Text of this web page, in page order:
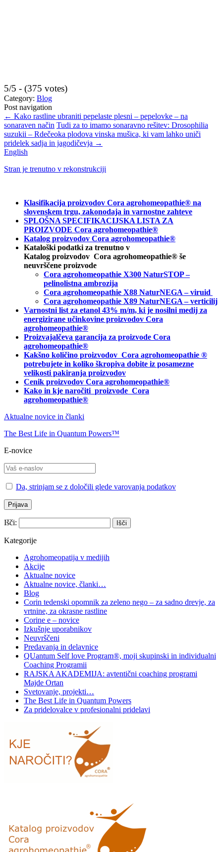
5/5 - (375 votes)
Category: Blog
Post navigation
← Kako rastline ubraniti pepelaste plesni – pepelovke – na
sonaraven način Tudi za to imamo sonaravno rešitev: Drosophilia
suzukii – Rdečeoka plodova vinska mušica, ki vam lahko uniči
pridelek sadja in jagodičevja →
English
Stran je trenutno v rekonstrukciji
Klasifikacija proizvodov Cora agrohomeopathie® na
slovenskem trgu, zakonodaja in varnostne zahteve
SPLOŠNA SPECIFIKACIJSKA LISTA ZA
PROIZVODE Cora agrohomeopathie®
Katalog proizvodov Cora agrohomeopathie®
Kataloški podatki za trenutno v
Katalog proizvodov Cora agrohomeopathie® še
neuvrščene proizvode
Cora agrohomeopathie X300 NaturSTOP –
pelinolistna ambrozija
Cora agrohomeopathie X88 NaturNEGA – viruid
Cora agrohomeopathie X89 NaturNEGA – verticilij
Varnostni list za etanol 43% m/m, ki je nosilni medij za
energizirane učinkovine proizvodov Cora
agrohomeopathie®
Proizvajalčeva garancija za proizvode Cora
agrohomeopathie®
Kakšno količino proizvodov Cora agrohomeopathie ®
potrebujete in koliko škropiva dobite iz posamezne
velikosti pakiranja proizvodov
Cenik proizvodov Cora agrohomeopathie®
Kako in kje naročiti proizvode Cora
agrohomeopathie®
Aktualne novice in članki
The Best Life in Quantum Powers™
E-novice
Da, strinjam se z določili glede varovanja podatkov
Išči:
Kategorije
Agrohomeopatija v medijih
Akcije
Aktualne novice
Aktualne novice, članki…
Blog
Corin tedenski opomnik za zeleno nego – za sadno drevje, za
vrtnine, za okrasne rastline
Corine e – novice
Izkušnje uporabnikov
Neuvrščeni
Predavanja in delavnice
QUantum Self love Program®, moji skupinski in individualni
Coaching Programii
RAJSKA AKADEMIJA: avtentični coaching programi
Majde Ortan
Svetovanje, projekti…
The Best Life in Quantum Powers
Za pridelovalce v profesionalni pridelavi